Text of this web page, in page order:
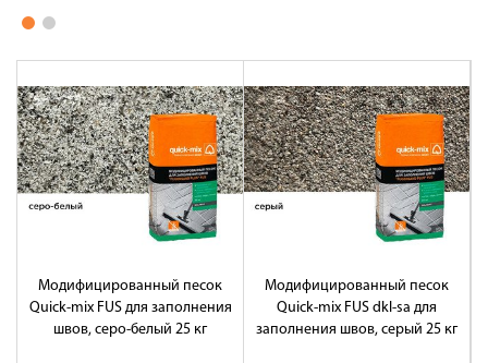
Модифицированный песок
Quick-mix FUS для заполнения
швов, серо-белый 25 кг
Модифицированный песок
Quick-mix FUS dkl-sa для
заполнения швов, серый 25 кг